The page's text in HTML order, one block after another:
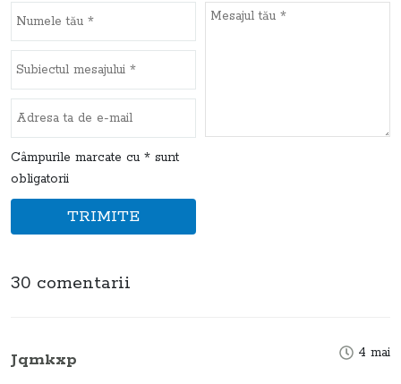
Câmpurile marcate cu * sunt
obligatorii
TRIMITE
30 comentarii
4 mai
Jqmkxp